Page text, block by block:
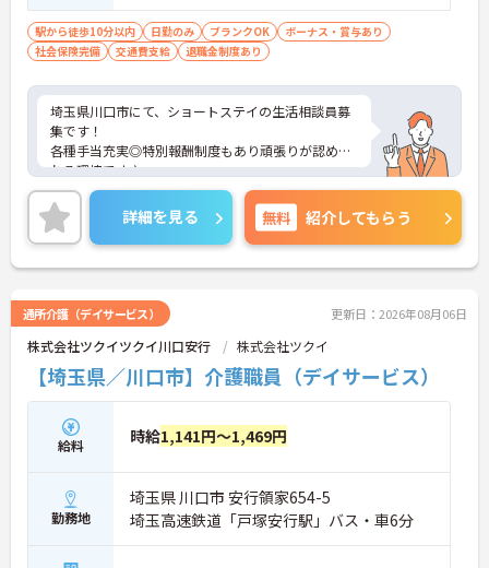
しの良い職場となっており、平均勤続年数7.2年とい
う高い定着率につながっています。
り、確実なキャリアアップが目指せます】
・介護職から生活相談員やケアマネジャー、施設長
へと進む多彩なキャリアパスが用意されており、長
期的な目標を持って成長できます。
・資格取得に向けた研修や講習は勤務時間内で受講
できる場合が多く、プライベートの負担を抑えなが
ら着実に専門性を高められます。
【リフレッシュ休暇17日や自由な身だしなみ規定
で、自分らしく無理なく続けられる体制です】
ュ休暇が支給されるため、しっかりと休息を取りな
がらオンオフのメリハリをつけて働けます。
・髪色やネイルなどが原則自由となっており、定年
65歳・再雇用70歳までの継続雇用制度のもとで、ご
自身のスタイルを保ちながら末永く活躍できます。
ンク可能
駅から徒歩10分以内 日勤のみ ブランクOK
ボーナス・賞与あり
社会保険完備
交通費支給 退職金制度あり
埼玉県川口市にて、ショートステイの生活相談員募
集です！
各種手当充実◎特別報酬制度もあり頑張りが認めら
れる環境です♪
ご興味のある方には、面接対策ポイントなどさらに
詳細をお話いたしますので、お気軽にご相談くださ
い。
詳細を見る 無料 紹介してもらう
通所介護（デイサービス） 更新日：2026年08月06日
株式会社ツクイツクイ川口安行 株式会社ツクイ
【埼玉県／川口市】介護職員（デイサービス）
給料 時給1,141円～1,469円
勤務地
埼玉県 川口市 安行領家654-5
埼玉高速鉄道「戸塚安行駅」バス・車6分